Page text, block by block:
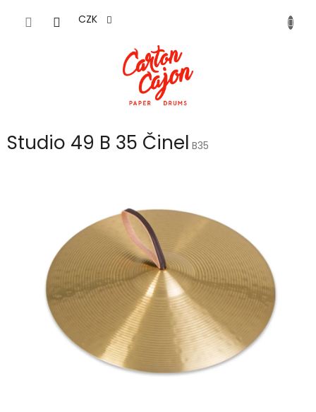
CZK
Studio 49 B 35 Činel B35